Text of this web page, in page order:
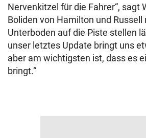
Nervenkitzel für die Fahrer“, sagt
Boliden von Hamilton und
Unterboden auf die Piste stellen
unser letztes Update bringt uns
aber am wichtigsten ist, dass es
bringt.“